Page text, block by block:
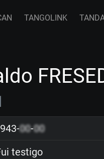
TANGOLINK
00-00
testigo